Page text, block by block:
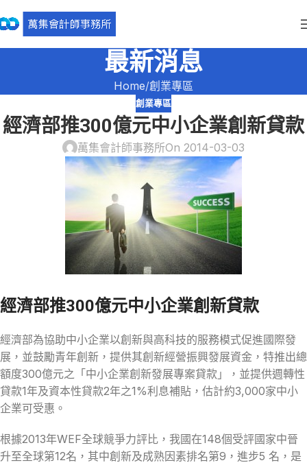
最新消息
Home 創業專區
創業專區
經濟部推300億元中小企業創新貸款
萬集會計師事務所On 2014-03-03
經濟部推300億元中小企業創新貸款
經濟部為協助中小企業以創新與高科技的服務模式促進國際發
展，並鼓勵青年創新，提供其創新經營振興發展資金，特推出總
額度300億元之「中小企業創新發展專案貸款」，並提供週轉性
貸款1年及資本性貸款2年之1%利息補貼，估計約3,000家中小
企業可受惠。
根據2013年WEF全球競爭力評比，我國在148個受評國家中晉
升至全球第12名，其中創新及成熟因素排名第9，進步5 名，是